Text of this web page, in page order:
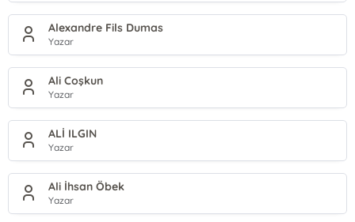
Alexandre Fils Dumas
Yazar
Ali Coşkun
Yazar
ALİ ILGIN
Yazar
Ali İhsan Öbek
Yazar